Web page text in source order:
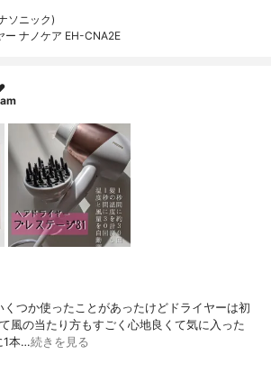
ソニック)
ー ナノケア EH-CNA2E
くつか使ったことがあったけどドライヤーは初
風の当たり方もすごく心地良くて気に入った
1本…続きを見る